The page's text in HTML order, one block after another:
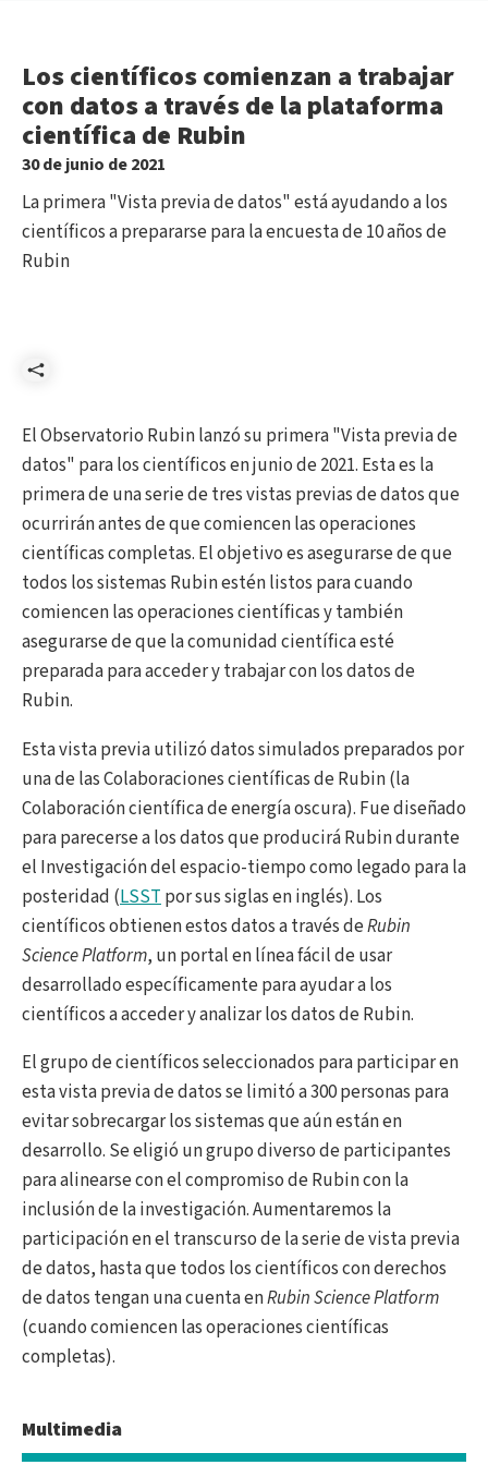
Los científicos comienzan a trabajar
con datos a través de la plataforma
científica de Rubin
30 de junio de 2021
La primera "Vista previa de datos" está ayudando a los
científicos a prepararse para la encuesta de 10 años de
Rubin
Compartir
El Observatorio Rubin lanzó su primera "Vista previa de
datos" para los científicos en junio de 2021. Esta es la
primera de una serie de tres vistas previas de datos que
ocurrirán antes de que comiencen las operaciones
científicas completas. El objetivo es asegurarse de que
todos los sistemas Rubin estén listos para cuando
comiencen las operaciones científicas y también
asegurarse de que la comunidad científica esté
preparada para acceder y trabajar con los datos de
Rubin.
Esta vista previa utilizó datos simulados preparados por
una de las Colaboraciones científicas de Rubin (la
Colaboración científica de energía oscura). Fue diseñado
para parecerse a los datos que producirá Rubin durante
el Investigación del espacio-tiempo como legado para la
posteridad (LSSTpor sus siglas en inglés). Los
científicos obtienen estos datos a través deRubin
Science Platform, un portal en línea fácil de usar
desarrollado específicamente para ayudar a los
científicos a acceder y analizar los datos de Rubin.
El grupo de científicos seleccionados para participar en
esta vista previa de datos se limitó a 300 personas para
evitar sobrecargar los sistemas que aún están en
desarrollo. Se eligió un grupo diverso de participantes
para alinearse con el compromiso de Rubin con la
inclusión de la investigación. Aumentaremos la
participación en el transcurso de la serie de vista previa
de datos, hasta que todos los científicos con derechos
de datos tengan una cuenta enRubin Science Platform
(cuando comiencen las operaciones científicas
completas).
Multimedia